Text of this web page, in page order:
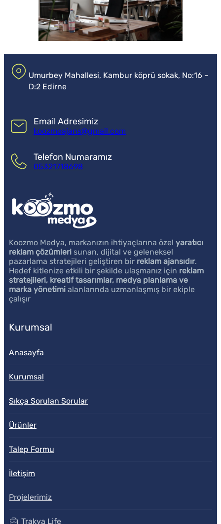
Umurbey Mahallesi, Kambur köprü sokak, No:16 –
D:2 Edirne
Email Adresimiz
koozmoajans@gmail.com
Telefon Numaramız
05321718698
Koozmo Medya, markanızın ihtiyaçlarına özel yaratıcı
reklam çözümleri sunan, dijital ve geleneksel
pazarlama stratejileri geliştiren bir reklam ajansıdır.
Hedef kitlenize etkili bir şekilde ulaşmanız için reklam
stratejileri, kreatif tasarımlar, medya planlama ve
marka yönetimi alanlarında uzmanlaşmış bir ekiple
çalışır
Kurumsal
Anasayfa
Kurumsal
Sıkça Sorulan Sorular
Ürünler
Talep Formu
İletişim
Projelerimiz
Trakya Life